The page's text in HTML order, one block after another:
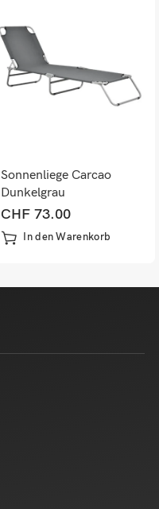
Sonnenliege Carcao
Dunkelgrau
CHF 73.00
In den Warenkorb